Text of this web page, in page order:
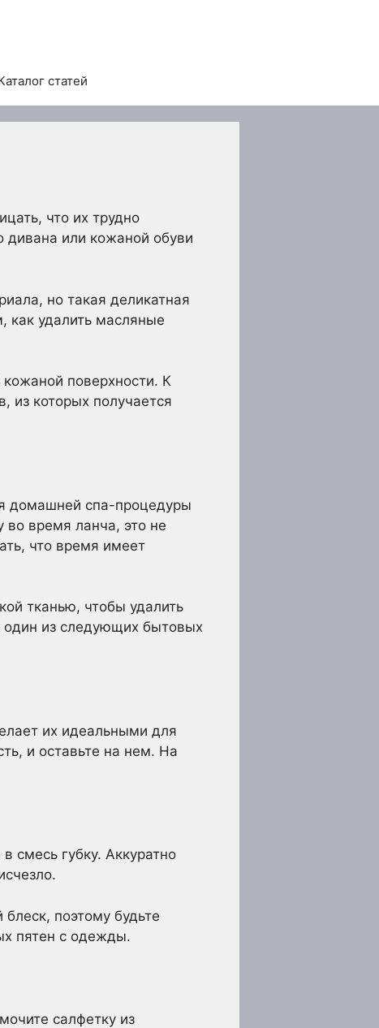
статей
что их трудно
или кожаной обуви
но такая деликатная
как удалить масляные
поверхности. К
из которых получается
домашней спа-процедуры
во время ланча, это не
что время имеет
тканью, чтобы удалить
один из следующих бытовых
их идеальными для
и оставьте на нем. На
смесь губку. Аккуратно
поэтому будьте
пятен с одежды.
салфетку из